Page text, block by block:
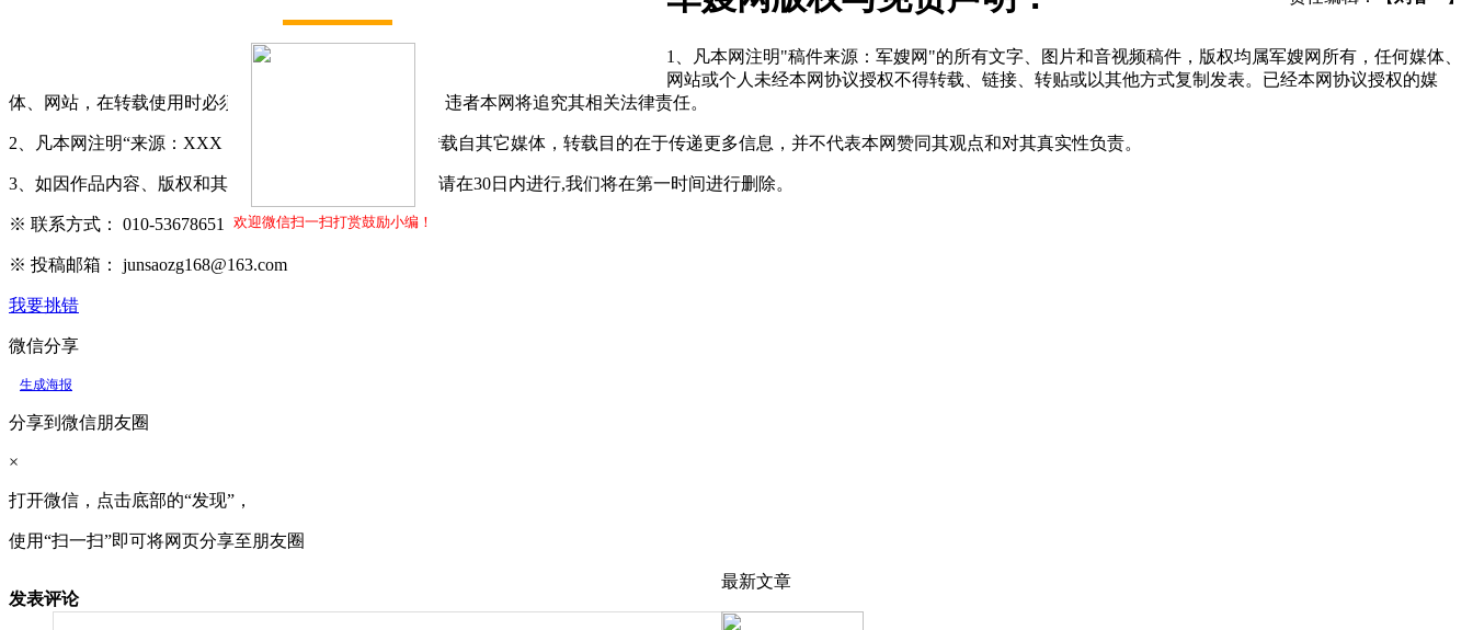
欢迎微信扫一扫打赏鼓励小编！
1、凡本网注明"稿件来源：军嫂网"的所有文字、图片和音视频稿件，版权均属军嫂网所有，任何媒体、
网站或个人未经本网协议授权不得转载、链接、转贴或以其他方式复制发表。已经本网协议授权的媒
体、网站，在转载使用时必须注明"稿件来源：军嫂网"，违者本网将追究其相关法律责任。
2、凡本网注明“来源：XXX（非军嫂网）”的作品，均转载自其它媒体，转载目的在于传递更多信息，并不代表本网赞同其观点和对其真实性负责。
3、如因作品内容、版权和其它问题需要同本网联系的，请在30日内进行,我们将在第一时间进行删除。
※ 联系方式： 010-53678651
※ 投稿邮箱： junsaozg168@163.com
我要挑错
微信分享
生成海报
分享到微信朋友圈
×
打开微信，点击底部的“发现”，
使用“扫一扫”即可将网页分享至朋友圈
发表评论
最新文章